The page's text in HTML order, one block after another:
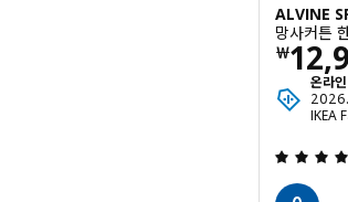
ALVINE
망사커튼
￦
가격
온라
IKEA